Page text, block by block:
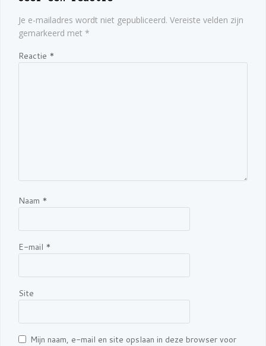
Je e-mailadres wordt niet gepubliceerd. Vereiste velden zijn
gemarkeerd met *
Reactie *
Naam *
E-mail *
Site
Mijn naam, e-mail en site opslaan in deze browser voor